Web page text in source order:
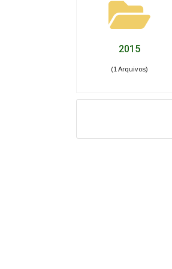
2015
(1 Arquivos)